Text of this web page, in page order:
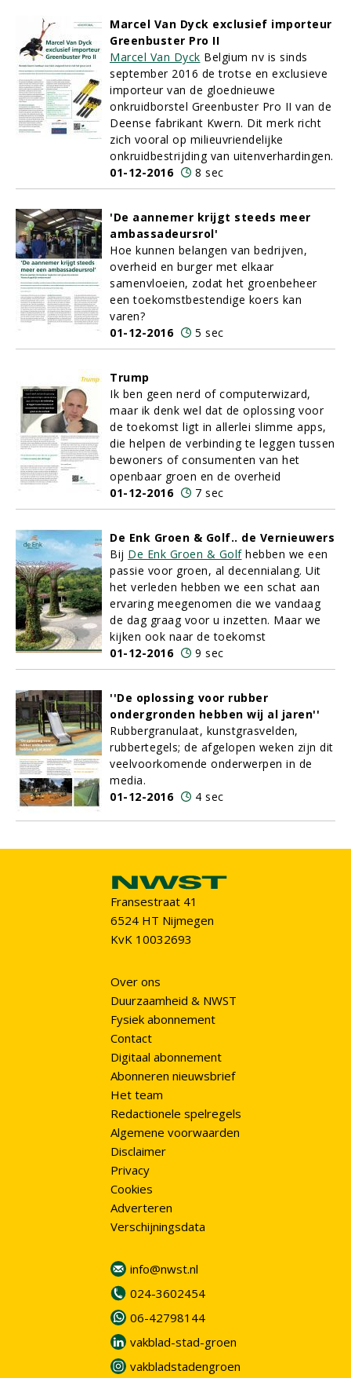
Marcel Van Dyck exclusief importeur
Greenbuster Pro II
Marcel Van Dyck Belgium nv is sinds
september 2016 de trotse en exclusieve
importeur van de gloednieuwe
onkruidborstel Greenbuster Pro II van de
Deense fabrikant Kwern. Dit merk richt
zich vooral op milieuvriendelijke
onkruidbestrijding van uitenverhardingen.
01-12-2016
8 sec
'De aannemer krijgt steeds meer
ambassadeursrol'
Hoe kunnen belangen van bedrijven,
overheid en burger met elkaar
samenvloeien, zodat het groenbeheer
een toekomstbestendige koers kan
varen?
01-12-2016
5 sec
Trump
Ik ben geen nerd of computerwizard,
maar ik denk wel dat de oplossing voor
de toekomst ligt in allerlei slimme apps,
die helpen de verbinding te leggen tussen
bewoners of consumenten van het
openbaar groen en de overheid
01-12-2016
7 sec
De Enk Groen & Golf.. de Vernieuwers
Bij De Enk Groen & Golfhebben we een
passie voor groen, al decennialang. Uit
het verleden hebben we een schat aan
ervaring meegenomen die we vandaag
de dag graag voor u inzetten. Maar we
kijken ook naar de toekomst
01-12-2016
9 sec
''De oplossing voor rubber
ondergronden hebben wij al jaren''
Rubbergranulaat, kunstgrasvelden,
rubbertegels; de afgelopen weken zijn dit
veelvoorkomende onderwerpen in de
media.
01-12-2016
4 sec
Fransestraat 41
6524 HT Nijmegen
KvK 10032693
Over ons
Duurzaamheid & NWST
Fysiek abonnement
Contact
Digitaal abonnement
Abonneren nieuwsbrief
Het team
Redactionele spelregels
Algemene voorwaarden
Disclaimer
Privacy
Cookies
Adverteren
Verschijningsdata
info@nwst.nl
024-3602454
06-42798144
vakblad-stad-groen
vakbladstadengroen